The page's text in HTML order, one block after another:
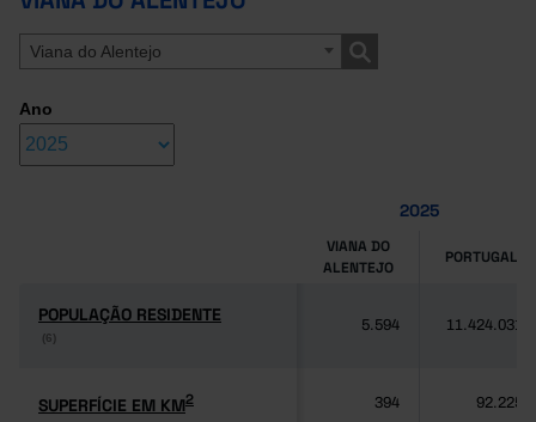
Viana do Alentejo
Ano
2025
VIANA DO
ALENTEJO
PORTUGAL
POPULAÇÃO RESIDENTE
(6)
POPULAÇÃO RESIDENTE
(6)
5.594 11.424.031
SUPERFÍCIE EM KM2
SUPERFÍCIE EM KM2 394 92.225